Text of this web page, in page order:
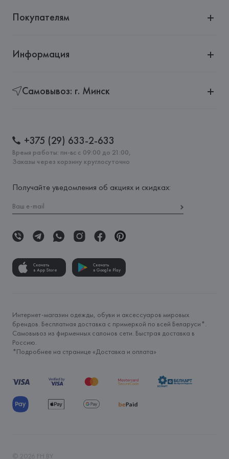
Покупателям
Информация
Самовывоз: г. Минск
+375 (29) 633-2-633
Время работы: пн-вс с 09:00 до 21:00,
Заказы через корзину круглосуточно
Получайте уведомления об акциях и скидках:
Скачать
в App Store
Скачать
в Google Play
Интернет-магазин одежды, обуви и аксессуаров мировых
брендов. Бесплатная доставка с примеркой по всей Беларуси*.
Самовывоз из фирменных салонов сети. Быстрая доставка в
Россию.
*Подробнее на странице «Доставка и оплата»
© 2026 FH.BY